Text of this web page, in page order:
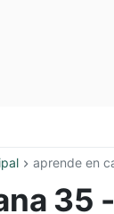
aprende en
35